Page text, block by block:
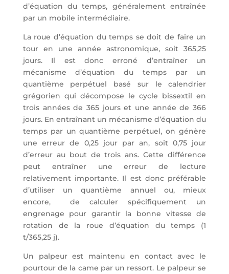
d’équation du temps, généralement entraînée
par un mobile intermédiaire.
La roue d’équation du temps se doit de faire un
tour en une année astronomique, soit 365,25
jours. Il est donc erroné d’entraîner un
mécanisme d’équation du temps par un
quantième perpétuel basé sur le calendrier
grégorien qui décompose le cycle bissextil en
trois années de 365 jours et une année de 366
jours. En entraînant un mécanisme d’équation du
temps par un quantième perpétuel, on génère
une erreur de 0,25 jour par an, soit 0,75 jour
d’erreur au bout de trois ans. Cette différence
peut entraîner une erreur de lecture
relativement importante. Il est donc préférable
d’utiliser un quantième annuel ou, mieux
encore, de calculer spécifiquement un
engrenage pour garantir la bonne vitesse de
rotation de la roue d’équation du temps (1
t/365,25 j).
Un palpeur est maintenu en contact avec le
pourtour de la came par un ressort. Le palpeur se